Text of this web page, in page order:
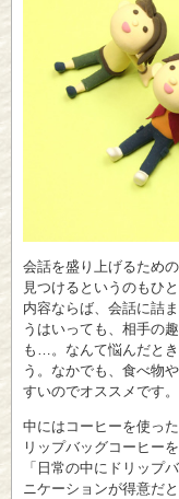
会話を盛り上げるため
見つけるというのもひ
内容ならば、会話に詰
うはいっても、相手の
も…。なんて悩んだと
う。なかでも、食べ物
すいのでオススメです。
中にはコーヒーを使っ
リップバッグコーヒー
「日常の中にドリップ
ニケーションが得意だ